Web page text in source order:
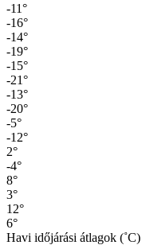
-11°
-16°
-14°
-19°
-15°
-21°
-13°
-20°
-5°
-12°
2°
-4°
8°
3°
12°
6°
Havi időjárási átlagok (˚C)